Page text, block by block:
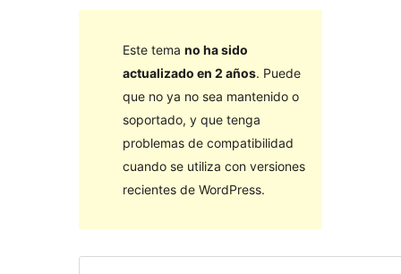
Este tema no ha sido
actualizado en 2 años. Puede
que no ya no sea mantenido o
soportado, y que tenga
problemas de compatibilidad
cuando se utiliza con versiones
recientes de WordPress.